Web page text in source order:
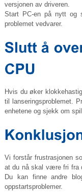
versjonen av driveren.
Start PC-en på nytt og
problemet vedvarer.
Hvis du øker
til lanseringsproblemet.
enhetene og sjekk om
Vi forstår frustrasjonen
at du nå skal være fri fra
Du kan finne andre
oppstartsproblemer.